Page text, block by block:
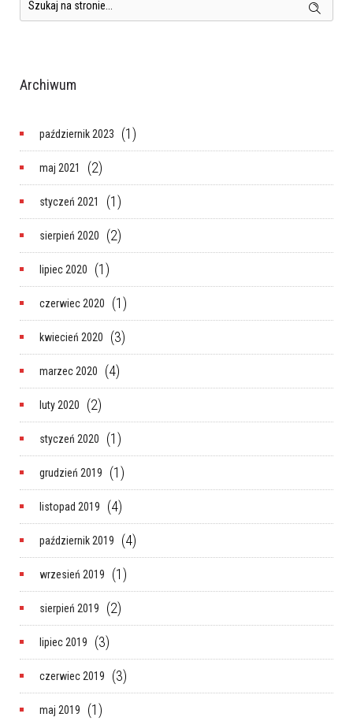
Archiwum
październik 2023 (1)
maj 2021 (2)
styczeń 2021 (1)
sierpień 2020 (2)
lipiec 2020 (1)
czerwiec 2020 (1)
kwiecień 2020 (3)
marzec 2020 (4)
luty 2020 (2)
styczeń 2020 (1)
grudzień 2019 (1)
listopad 2019 (4)
październik 2019 (4)
wrzesień 2019 (1)
sierpień 2019 (2)
lipiec 2019 (3)
czerwiec 2019 (3)
maj 2019 (1)